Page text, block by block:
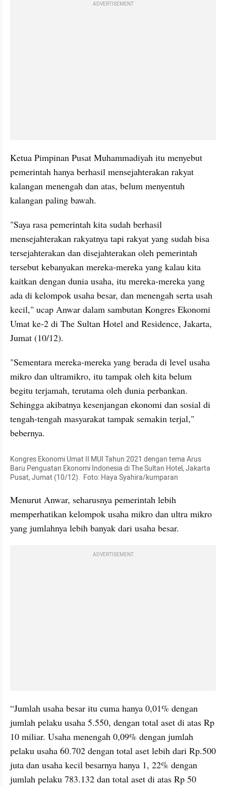
ADVERTISEMENT
Ketua Pimpinan Pusat Muhammadiyah itu menyebut
pemerintah hanya berhasil mensejahterakan rakyat
kalangan menengah dan atas, belum menyentuh
kalangan paling bawah.
"Saya rasa pemerintah kita sudah berhasil
mensejahterakan rakyatnya tapi rakyat yang sudah bisa
tersejahterakan dan disejahterakan oleh pemerintah
tersebut kebanyakan mereka-mereka yang kalau kita
kaitkan dengan dunia usaha, itu mereka-mereka yang
ada di kelompok usaha besar, dan menengah serta usah
kecil," ucap Anwar dalam sambutan Kongres Ekonomi
Umat ke-2 di The Sultan Hotel and Residence, Jakarta,
Jumat (10/12).
"Sementara mereka-mereka yang berada di level usaha
mikro dan ultramikro, itu tampak oleh kita belum
begitu terjamah, terutama oleh dunia perbankan.
Sehingga akibatnya kesenjangan ekonomi dan sosial di
tengah-tengah masyarakat tampak semakin terjal,"
bebernya.
Kongres Ekonomi Umat II MUI Tahun 2021 dengan tema Arus
Baru Penguatan Ekonomi Indonesia di The Sultan Hotel, Jakarta
Pusat, Jumat (10/12).  Foto: Haya Syahira/kumparan
Menurut Anwar, seharusnya pemerintah lebih
memperhatikan kelompok usaha mikro dan ultra mikro
yang jumlahnya lebih banyak dari usaha besar.
ADVERTISEMENT
“Jumlah usaha besar itu cuma hanya 0,01% dengan
jumlah pelaku usaha 5.550, dengan total aset di atas Rp
10 miliar. Usaha menengah 0,09% dengan jumlah
pelaku usaha 60.702 dengan total aset lebih dari Rp.500
juta dan usaha kecil besarnya hanya 1, 22% dengan
jumlah pelaku 783.132 dan total aset di atas Rp 50